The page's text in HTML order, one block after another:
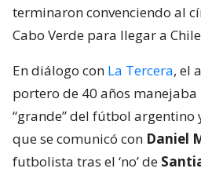
terminaron convenciendo al
Cabo Verde para llegar a
En diálogo con La Tercera, el
portero de 40 años
“grande” del fútbol argentino
que se comunicó con Daniel
futbolista tras el ‘no’ de